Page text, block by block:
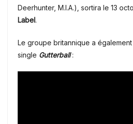
Deerhunter, M.I.A.), sortira le 13
Label.
Le groupe britannique a
single Gutterball: